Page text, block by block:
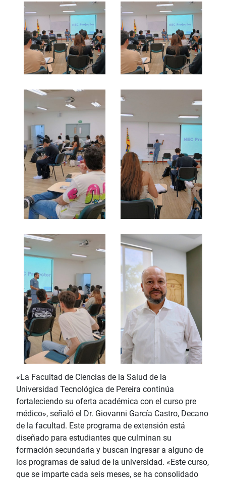
«La Facultad de Ciencias de la Salud de la
Universidad Tecnológica de Pereira continúa
fortaleciendo su oferta académica con el curso pre
médico», señaló el Dr. Giovanni García Castro, Decano
de la facultad. Este programa de extensión está
diseñado para estudiantes que culminan su
formación secundaria y buscan ingresar a alguno de
los programas de salud de la universidad. «Este curso,
que se imparte cada seis meses, se ha consolidado